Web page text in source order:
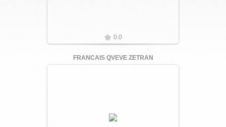
0.0
FRANCAIS QVEVE ZETRAN
Увеличить